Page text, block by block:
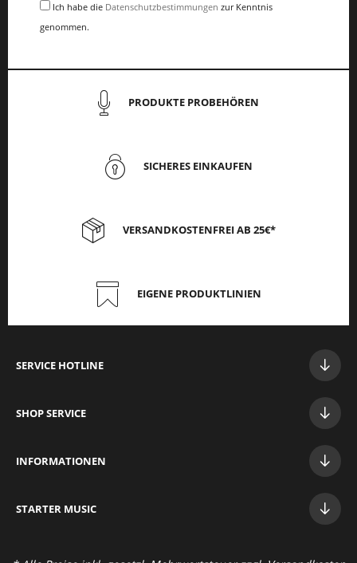
Ich habe die Datenschutzbestimmungen zur Kenntnis
genommen.
PRODUKTE PROBEHÖREN
SICHERES EINKAUFEN
VERSANDKOSTENFREI AB 25€*
EIGENE PRODUKTLINIEN
SERVICE HOTLINE
SHOP SERVICE
INFORMATIONEN
STARTER MUSIC